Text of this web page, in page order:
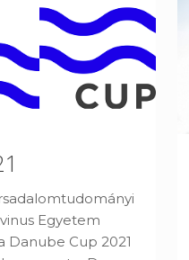
Egyetem
Danube Cup 2021